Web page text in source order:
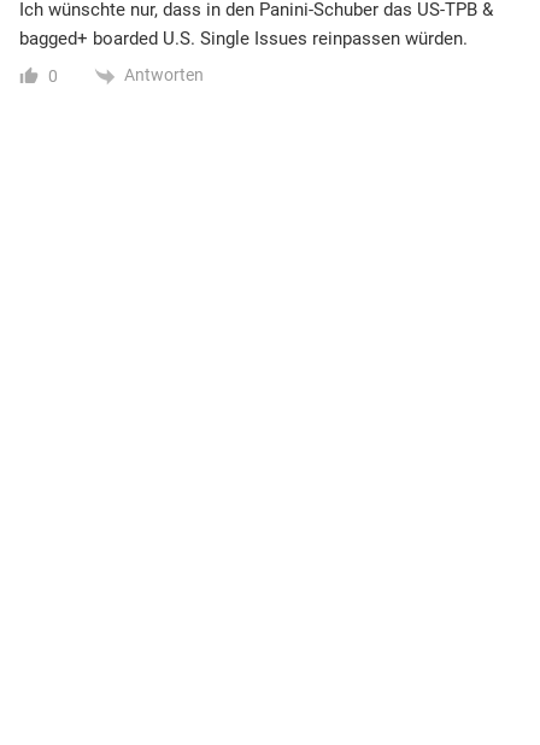
Ich wünschte nur, dass in den Panini-Schuber das US-TPB &
bagged+ boarded U.S. Single Issues reinpassen würden.
0 Antworten